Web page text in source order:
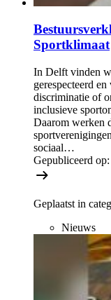
Sportklimaat
In Delft vinden
gerespecteerd
discriminatie of
inclusieve
Daarom werken
sociaal…
Gepubliceerd op:
Geplaatst in
Nieuws